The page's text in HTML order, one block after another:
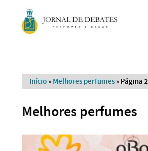
Início » Melhores perfumes » Página 2
Melhores perfumes